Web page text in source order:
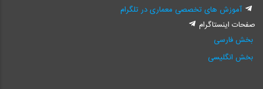
آموزش های تخصصی معماری در تلگرام
صفحات اینستاگرام
بخش فارسی
بخش انگلیسی